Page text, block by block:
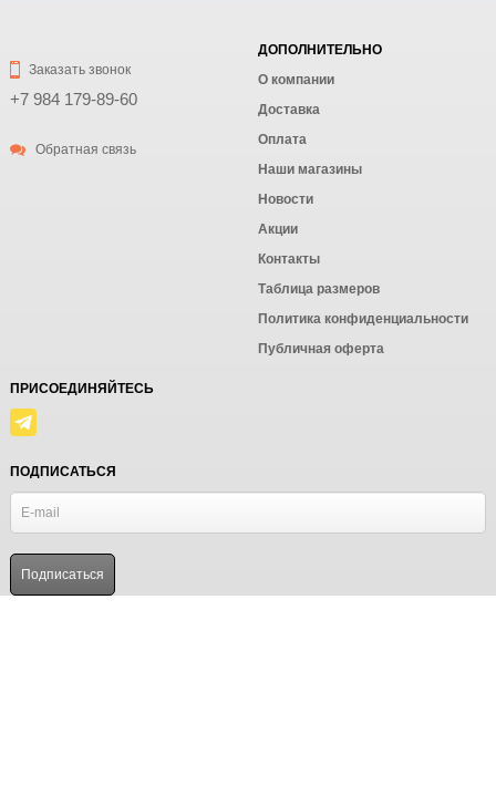
Заказать звонок
+7 984 179-89-60
Обратная связь
ДОПОЛНИТЕЛЬНО
О компании
Доставка
Оплата
Наши магазины
Новости
Акции
Контакты
Таблица размеров
Политика конфиденциальности
Публичная оферта
ПРИСОЕДИНЯЙТЕСЬ
ПОДПИСАТЬСЯ